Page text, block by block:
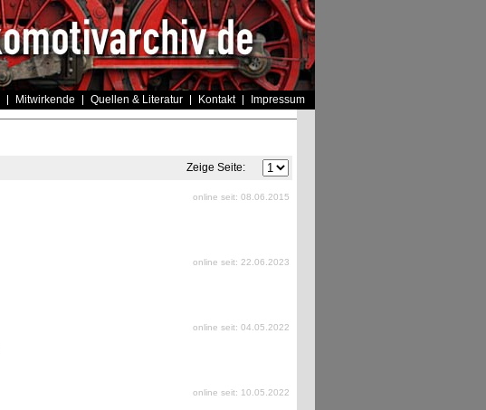
Mitwirkende Quellen & Literatur Kontakt Impressum
Zeige Seite:
online seit: 08.06.2015
online seit: 22.06.2023
online seit: 04.05.2022
online seit: 10.05.2022